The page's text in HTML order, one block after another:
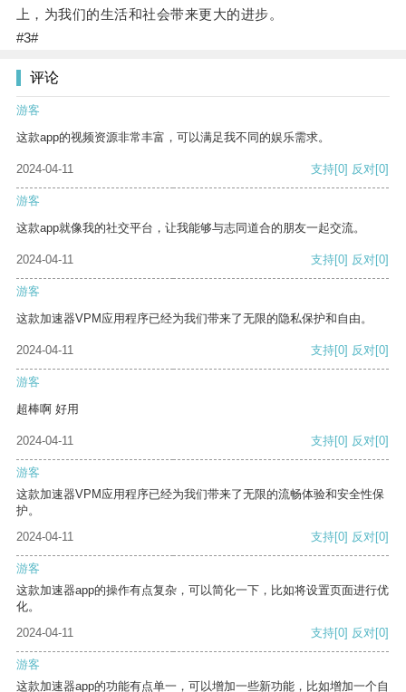
上，为我们的生活和社会带来更大的进步。
#3#
评论
游客
这款app的视频资源非常丰富，可以满足我不同的娱乐需求。
2024-04-11 支持[0] 反对[0]
游客
这款app就像我的社交平台，让我能够与志同道合的朋友一起交流。
2024-04-11 支持[0] 反对[0]
游客
这款加速器VPM应用程序已经为我们带来了无限的隐私保护和自由。
2024-04-11 支持[0] 反对[0]
游客
超棒啊 好用
2024-04-11 支持[0] 反对[0]
游客
这款加速器VPM应用程序已经为我们带来了无限的流畅体验和安全性保
护。
2024-04-11
支持[0] 反对[0]
游客
这款加速器app的操作有点复杂，可以简化一下，比如将设置页面进行优
化。
2024-04-11
支持[0] 反对[0]
游客
这款加速器app的功能有点单一，可以增加一些新功能，比如增加一个自